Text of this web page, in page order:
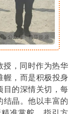
授，同时作为热华
幄，而是积极投身
目的深情关切，每
结晶。他以丰富的